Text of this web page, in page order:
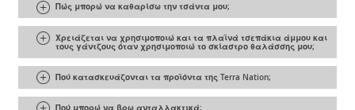
Πώς μπορώ να καθαρίσω την τσάντα μου;
Χρειάζεται να χρησιμοποιώ και τα πλαϊνά τσεπάκια άμμου και
τους γάντζους όταν χρησιμοποιώ το σκίαστρο θαλάσσης μου;
Πού κατασκευάζονται τα προϊόντα της Terra Nation;
Πού μπορώ να βρω ανταλλακτικά;